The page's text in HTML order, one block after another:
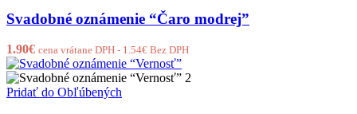
Svadobné oznámenie “Čaro modrej”
1.90€ cena vrátane DPH - 1.54€ Bez DPH
Pridať do Obľúbených